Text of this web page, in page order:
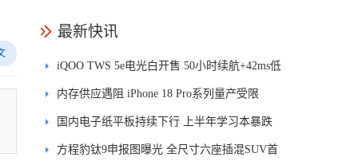
最新快讯
iQOO TWS 5e电光白开售 50小时续航+42ms低
延迟
内存供应遇阻 iPhone 18 Pro系列量产受限
国内电子纸平板持续下行 上半年学习本暴跌
84.6%
方程豹钛9申报图曝光 全尺寸六座插混SUV首